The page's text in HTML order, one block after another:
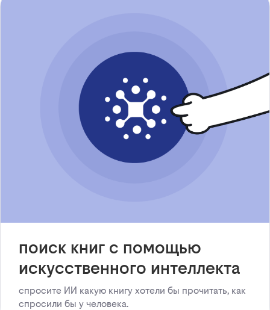
поиск книг с помощью
искусственного интеллекта
спросите ИИ какую книгу хотели бы прочитать, как
спросили бы у человека.